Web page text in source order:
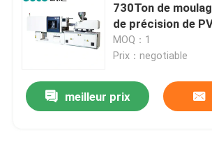
730Ton de
de précision de
MOQ：1
Prix：negotiable
meilleur prix